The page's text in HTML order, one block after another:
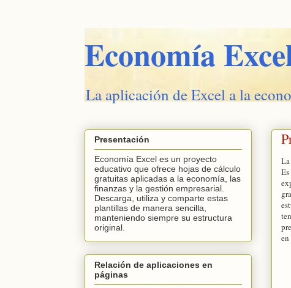
Economía
La aplicación de Excel a la
Presentación
Economía Excel es un proyecto
educativo que ofrece hojas de cálculo
gratuitas aplicadas a la economía, las
finanzas y la gestión empresarial.
Descarga, utiliza y comparte estas
plantillas de manera sencilla,
manteniendo siempre su estructura
original.
Relación de aplicaciones en
páginas